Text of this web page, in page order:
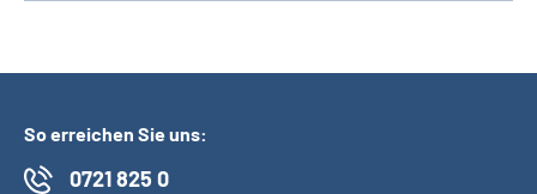
So erreichen Sie uns:
0721 825 0